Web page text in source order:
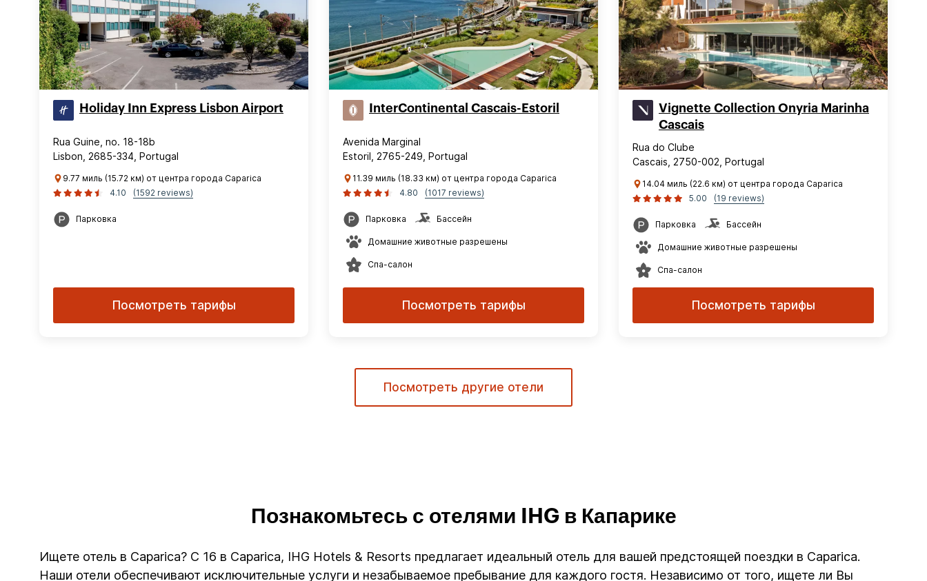
Holiday Inn Express Lisbon Airport
Rua Guine, no. 18-18b
Lisbon, 2685-334, Portugal
9.77 миль (15.72 км) от центра города Caparica
4.10
(1592 reviews)
Парковка
Посмотреть тарифы
InterContinental Cascais-Estoril
Avenida Marginal
Estoril, 2765-249, Portugal
11.39 миль (18.33 км) от центра города Caparica
4.80
(1017 reviews)
Парковка Бассейн
Домашние животные разрешены
Спа-салон
Посмотреть тарифы
Vignette Collection Onyria Marinha
Cascais
Rua do Clube
Cascais, 2750-002, Portugal
14.04 миль (22.6 км) от центра города Caparica
5.00
(19 reviews)
Парковка Бассейн
Домашние животные разрешены
Спа-салон
Посмотреть тарифы
Посмотреть другие отели
Познакомьтесь с отелями IHG в Капарике
Ищете отель в Caparica? С 16 в Caparica, IHG Hotels & Resorts предлагает идеальный отель для вашей предстоящей поездки в Caparica.
Наши отели обеспечивают исключительные услуги и незабываемое пребывание для каждого гостя. Независимо от того, ищете ли Вы